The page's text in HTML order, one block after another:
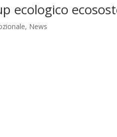
ecologico
, News